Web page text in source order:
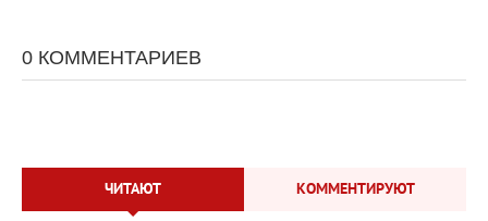
0 КОММЕНТАРИЕВ
ЧИТАЮТ КОММЕНТИРУЮТ